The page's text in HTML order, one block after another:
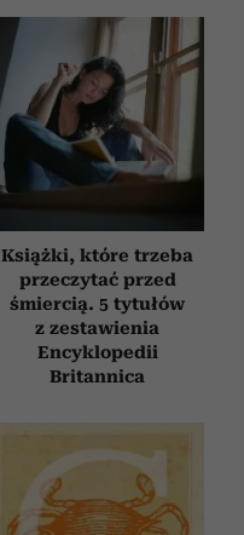
Książki, które trzeba
przeczytać przed
śmiercią. 5 tytułów
z zestawienia
Encyklopedii
Britannica